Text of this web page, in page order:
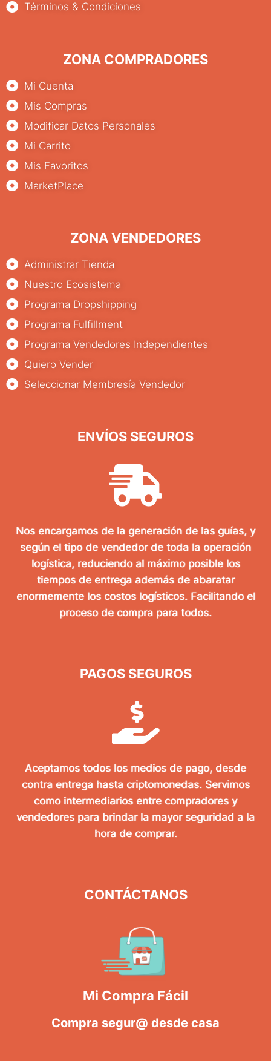
Términos & Condiciones
ZONA COMPRADORES
Mi Cuenta
Mis Compras
Modificar Datos Personales
Mi Carrito
Mis Favoritos
MarketPlace
ZONA VENDEDORES
Administrar Tienda
Nuestro Ecosistema
Programa Dropshipping
Programa Fulfillment
Programa Vendedores Independientes
Quiero Vender
Seleccionar Membresía Vendedor
ENVÍOS SEGUROS
Nos encargamos de la generación de las guías, y
según el tipo de vendedor de toda la operación
logística, reduciendo al máximo posible los
tiempos de entrega además de abaratar
enormemente los costos logísticos. Facilitando el
proceso de compra para todos.
PAGOS SEGUROS
Aceptamos todos los medios de pago, desde
contra entrega hasta criptomonedas. Servimos
como intermediarios entre compradores y
vendedores para brindar la mayor seguridad a la
hora de comprar.
CONTÁCTANOS
Mi Compra Fácil
Compra segur@ desde casa